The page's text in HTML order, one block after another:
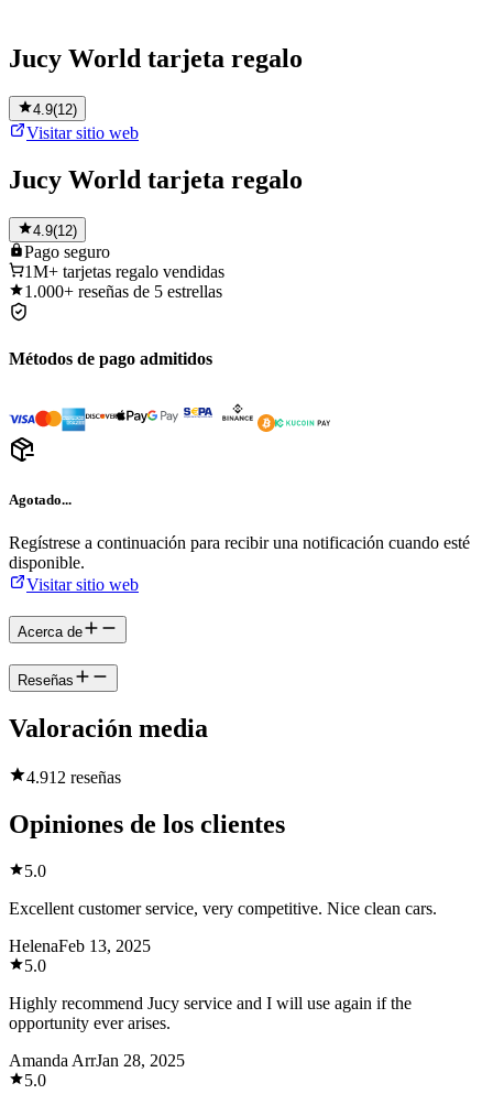
Jucy World tarjeta regalo
4.9(12)
Visitar sitio web
Jucy World tarjeta regalo
4.9(12)
Pago seguro
1M+ tarjetas regalo vendidas
1.000+ reseñas de 5 estrellas
Métodos de pago admitidos
Agotado...
Regístrese a continuación para recibir una notificación cuando esté
disponible.
Visitar sitio web
Acerca de
Reseñas
Valoración media
4.912 reseñas
Opiniones de los clientes
5.0
Excellent customer service, very competitive. Nice clean cars.
HelenaFeb 13, 2025
5.0
Highly recommend Jucy service and I will use again if the
opportunity ever arises.
Amanda ArrJan 28, 2025
5.0